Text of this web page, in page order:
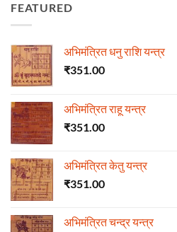
FEATURED
अभिमंत्रित धनु राशि यन्त्र
₹351.00
अभिमंत्रित राहू यन्त्र
₹351.00
अभिमंत्रित केतु यन्त्र
₹351.00
अभिमंत्रित चन्द्र यन्त्र